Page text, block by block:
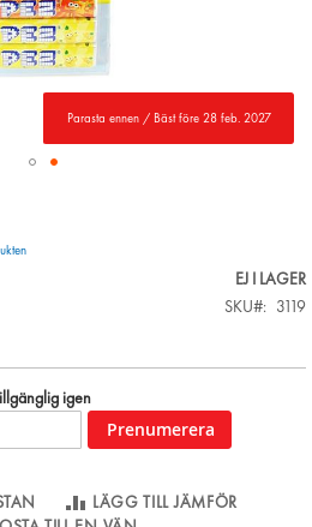
Parasta ennen / Bäst före 28 feb. 2027
EJ I LAGER
SKU
3119
igen
Prenumerera
LÄGG TILL JÄMFÖR